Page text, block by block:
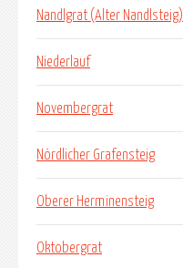
Nandlgrat (Alter Nandlsteig)
Niederlauf
Novembergrat
Nördlicher Grafensteig
Oberer Herminensteig
Oktobergrat